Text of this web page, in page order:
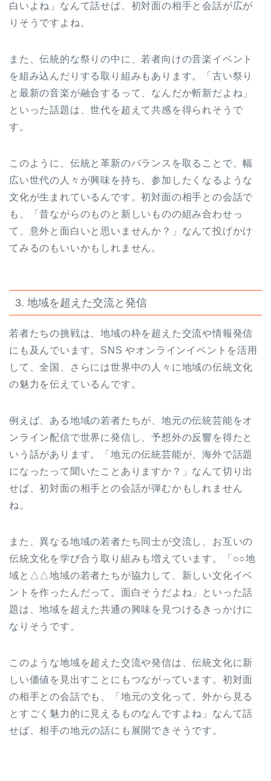
白いよね」なんて話せば、初対面の相手と会話が広が
りそうですよね。
また、伝統的な祭りの中に、若者向けの音楽イベント
を組み込んだりする取り組みもあります。「古い祭り
と最新の音楽が融合するって、なんだか斬新だよね」
といった話題は、世代を超えて共感を得られそうで
す。
このように、伝統と革新のバランスを取ることで、幅
広い世代の人々が興味を持ち、参加したくなるような
文化が生まれているんです。初対面の相手との会話で
も、「昔ながらのものと新しいものの組み合わせっ
て、意外と面白いと思いませんか？」なんて投げかけ
てみるのもいいかもしれません。
3. 地域を超えた交流と発信
若者たちの挑戦は、地域の枠を超えた交流や情報発信
にも及んでいます。SNS やオンラインイベントを活用
して、全国、さらには世界中の人々に地域の伝統文化
の魅力を伝えているんです。
例えば、ある地域の若者たちが、地元の伝統芸能をオ
ンライン配信で世界に発信し、予想外の反響を得たと
いう話があります。「地元の伝統芸能が、海外で話題
になったって聞いたことありますか？」なんて切り出
せば、初対面の相手との会話が弾むかもしれません
ね。
また、異なる地域の若者たち同士が交流し、お互いの
伝統文化を学び合う取り組みも増えています。「○○地
域と△△地域の若者たちが協力して、新しい文化イベ
ントを作ったんだって。面白そうだよね」といった話
題は、地域を超えた共通の興味を見つけるきっかけに
なりそうです。
このような地域を超えた交流や発信は、伝統文化に新
しい価値を見出すことにもつながっています。初対面
の相手との会話でも、「地元の文化って、外から見る
とすごく魅力的に見えるものなんですよね」なんて話
せば、相手の地元の話にも展開できそうです。